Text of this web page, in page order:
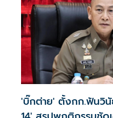
'บิ๊กต่าย' ตั้งกก.ฟันวิ